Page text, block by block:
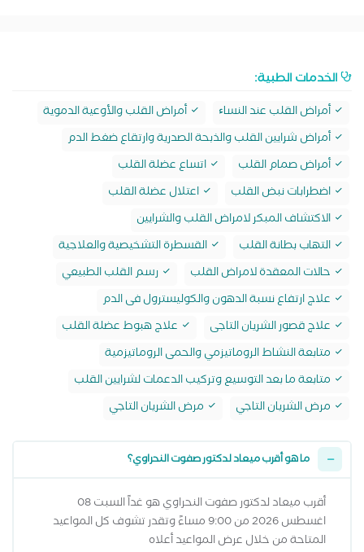
الخدمات الطبية:
أمراض القلب عند النساﺀ
أمراض القلب والأوعية الدموية
أمراض شرايين القلب والذبحة الصدرية وارتقاع ضغط الدم
أمراض صمام القلب
اتساع عضلة القلب
اضطرابات نبض القلب
اعتلال عضلة القلب
الاكتشاف المبكر لامراض القلب والشرايين
التهاب بطانة القلب
القسطرة التشخيصية والعلاجية
حالات المعقدة لامراض القلب
رسم القلب الطبيعي
علاج ارتفاع نسبة الدهون والكوليسترول فى الدم
علاج قصور الشريان التاجى
علاج هبوط عضلة القلب
متابعة النشاط الروماتيزمي والحمى الروماتيزمية
متابعة ما بعد التوسيع وتركيب الدعمات لشرايين القلب
مرض الشريان التاجي
مرض الشريان التاجي
ما هو أقرب ميعاد لدكتور صفوت النحراوي؟
أقرب ميعاد لدكتور صفوت النحراوي هو غداً السبت 08
اغسطس 2026 من 9:00 مساءً وتقدر تشوف كل المواعيد
المتاحة من خلال عرض المواعيد أعلاه